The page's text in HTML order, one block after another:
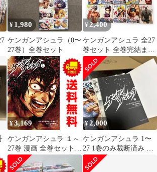
¥ 1,980
ケンガンアシュラ（0〜
27巻）全巻セット
¥2,400
ケンガンアシュラ 全27
巻セット 全巻完結まと
め売り 状態良好 値段交
渉OK
¥3,169
ケンガンアシュラ １～
27巻 漫画 全巻セット
完結 裏少年サンデーコ
ミックス だろめおん 小
¥2,000
ケンガンアシュラ 1〜
27 1巻のみ裁断済み 全
巻